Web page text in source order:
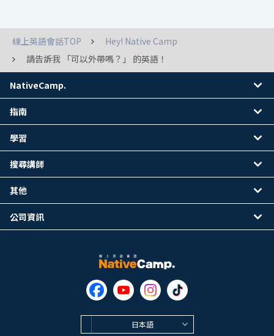
線上英語會話TOP
Hey! Native Camp
請告訴我 「可以外帶嗎？」 的英語！
日本語
NativeCamp.
指南
學習
搜尋講師
其他
公司資訊